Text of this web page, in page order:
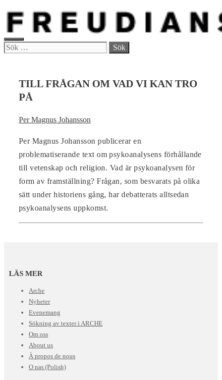
Hoppa
innehåll
MENY
Sök
TILL FRÅGAN OM VAD VI KAN TRO
PÅ
Per Magnus Johansson
Per Magnus Johansson publicerar en
problematiserande text om psykoanalysens förhållande
till vetenskap och religion. Vad är psykoanalysen för
form av framställning? Frågan, som besvarats på olika
sätt under historiens gång, har debatterats alltsedan
psykoanalysens uppkomst.
LÄS MER
Arche
Nyheter
Evenemang
Sökning av texter i ARCHE
Om oss
About us
À propos de nous
O nas (Polish)